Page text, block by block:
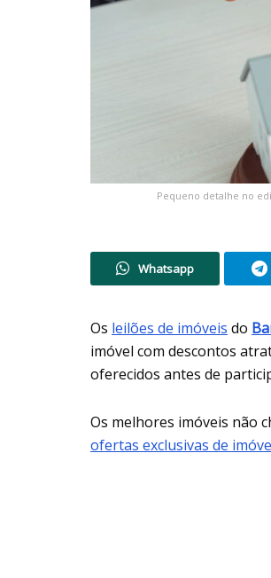
Pequeno detalhe no
Whatsapp
Os leilões de imóveis do
imóvel com descontos
oferecidos antes de
Os melhores imóveis não
ofertas exclusivas de